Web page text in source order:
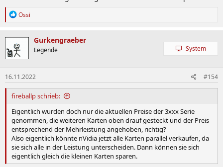
R
k
t
i
n
e
n
:
Ossi
Gurkengraeber
Legende System
16.11.2022 #154
fireballp schrieb:
Eigentlich wurden doch nur die aktuellen Preise der 3xxx Serie
genommen, die weiteren Karten oben drauf gesteckt und der Preis
entsprechend der Mehrleistung angehoben, richtig?
Also eigentlich könnte nVidia jetzt alle Karten parallel verkaufen, da
sie sich alle in der Leistung unterscheiden. Dann können sie sich
eigentlich gleich die kleinen Karten sparen.